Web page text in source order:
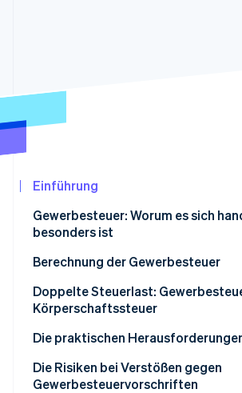
Identity
Jetzt ansehen
Einführung
Gewerbesteuer: Worum es sich
besonders ist
Wann muss ich anfangen,
Berechnung der Gewerbesteuer
Berechnung des Gewerbeertrags
Berücksichtigung des
Berechnung der
Wie der Gewerbesteuersatz
Doppelte Steuerlast:
Körperschaftssteuer
Die praktischen
Auswirkungen auf die Rentabilität
Die Risiken bei Verstößen gegen
Gewerbesteuervorschriften